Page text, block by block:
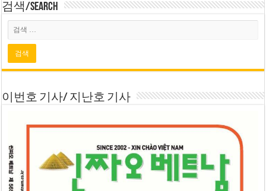
검색/Search
이번호 기사/ 지난호 기사